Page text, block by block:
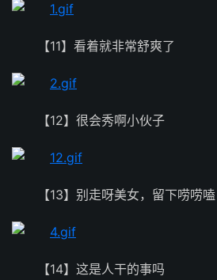
【11】看着就非常舒爽了
【12】很会秀啊小伙子
【13】别走呀美女，留下唠唠嗑
【14】这是人干的事吗